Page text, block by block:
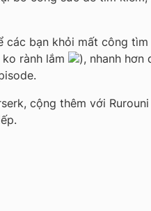
bạn khỏi mất công tìm
rành lắm
), nhanh hơn
cộng thêm với Rurouni